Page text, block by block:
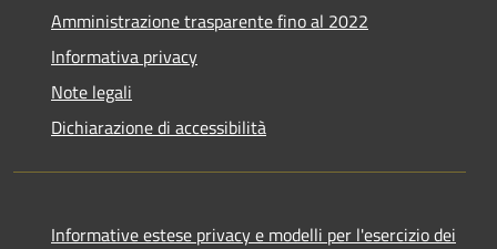
Amministrazione trasparente fino al 2022
Informativa privacy
Note legali
Dichiarazione di accessibilità
Informative estese privacy e modelli per l'esercizio dei